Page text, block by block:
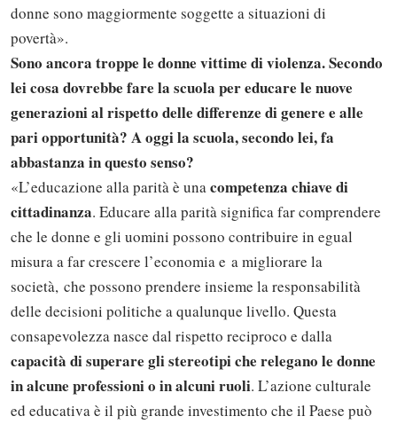
donne sono maggiormente soggette a situazioni di
povertà».
Sono ancora troppe le donne vittime di violenza. Secondo
lei cosa dovrebbe fare la scuola per educare le nuove
generazioni al rispetto delle differenze di genere e alle
pari opportunità? A oggi la scuola, secondo lei, fa
abbastanza in questo senso?
«L’educazione alla parità è unacompetenza chiave di
cittadinanza. Educare alla parità significa far comprendere
che le donne e gli uomini possono contribuire in egual
misura a far crescere l’economia e a migliorare la
società, che possono prendere insieme la responsabilità
delle decisioni politiche a qualunque livello. Questa
consapevolezza nasce dal rispetto reciproco e dalla
capacità di superare gli stereotipi che relegano le donne
in alcune professioni o in alcuni ruoli. L’azione culturale
ed educativa è il più grande investimento che il Paese può